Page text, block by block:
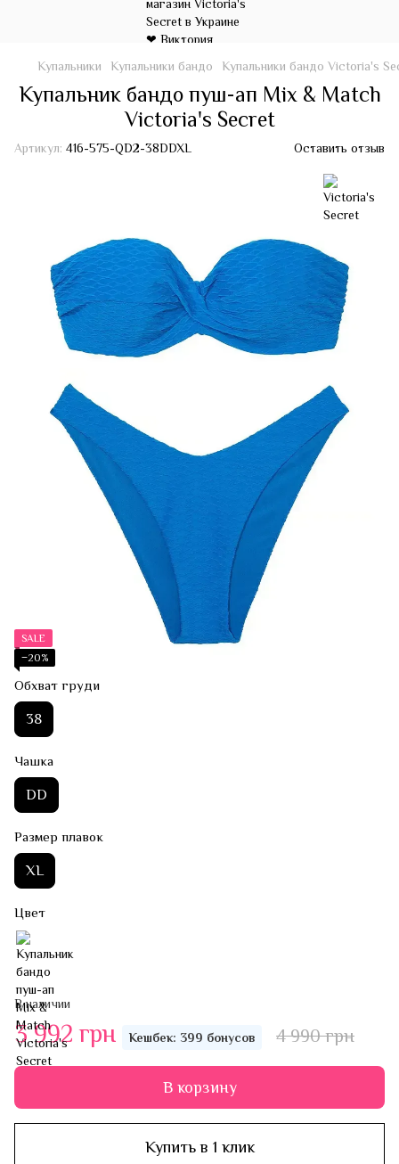
Купальники Купальники бандо Купальники бандо Victoria's
Купальник бандо пуш-ап Mix & Match
Victoria's Secret
Артикул: 416-575-QD2-38DDXL Оставить отзыв
SALE
−20%
Обхват груди
38
Чашка
DD
Размер плавок
XL
Цвет
В наличии
3 992 грн Кешбек: 399 бонусов 4 990 грн
В корзину
Купить в 1 клик